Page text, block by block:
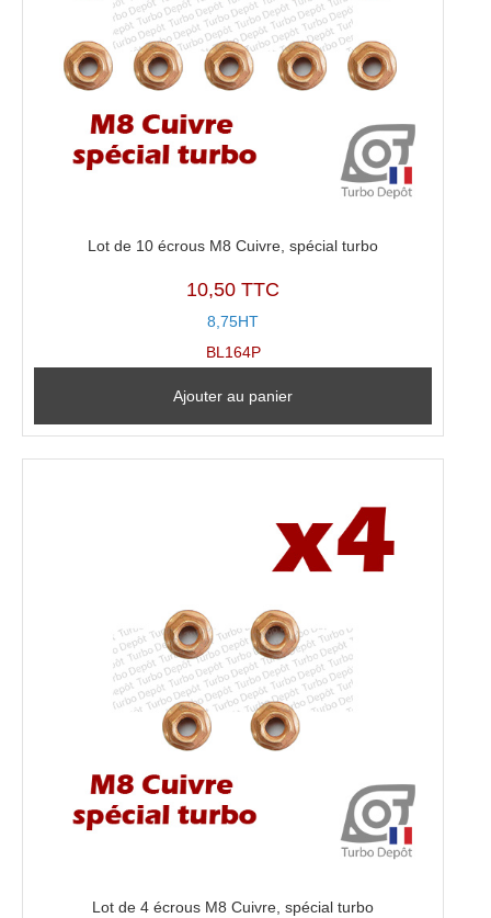
Lot de 10 écrous M8 Cuivre, spécial turbo
10,50 TTC
8,75HT
BL164P
Ajouter au panier
Lot de 4 écrous M8 Cuivre, spécial turbo